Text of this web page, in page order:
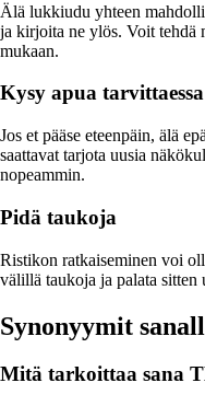
Älä lukkiudu yhteen
ja kirjoita ne ylös. Voit tehdä
mukaan.
Kysy apua tarvittaessa
Jos et pääse eteenpäin, älä
saattavat tarjota uusia
nopeammin.
Pidä taukoja
Ristikon ratkaiseminen voi
välillä taukoja ja palata sitten
Synonyymit
Mitä tarkoittaa sana